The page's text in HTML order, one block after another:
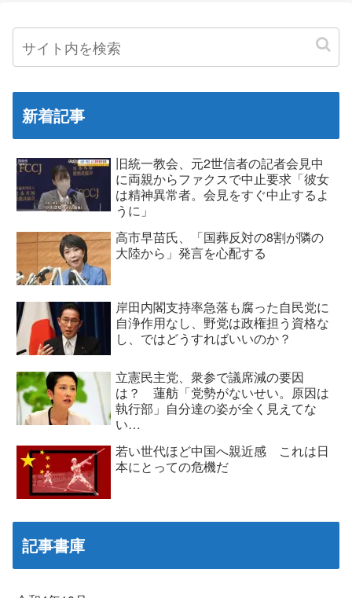
新着記事
旧統一教会、元2世信者の記者会見中
に両親からファクスで中止要求「彼女
は精神異常者。会見をすぐ中止するよ
うに」
高市早苗氏、「国葬反対の8割が隣の
大陸から」発言を心配する
岸田内閣支持率急落も腐った自民党に
自浄作用なし、野党は政権担う資格な
し、ではどうすればいいのか？
立憲民主党、衆参で議席減の要因
は？ 蓮舫「党勢がないせい。原因は
執行部」自分達の姿が全く見えてな
い…
若い世代ほど中国へ親近感 これは日
本にとっての危機だ
記事書庫